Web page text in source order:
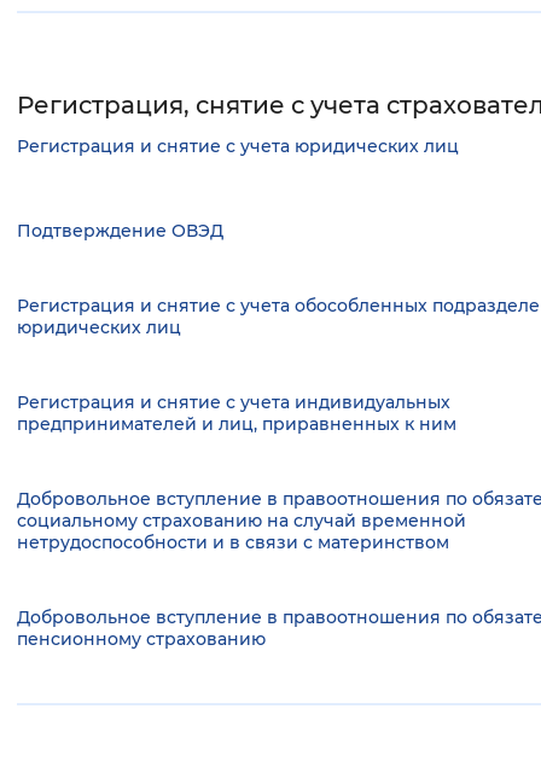
Регистрация, снятие с учета
Регистрация и снятие с учета юридических лиц
Подтверждение ОВЭД
Регистрация и снятие с учета обособленных
юридических лиц
Регистрация и снятие с учета индивидуальных
предпринимателей и лиц, приравненных к ним
Добровольное вступление в правоотношения по
социальному страхованию на случай временной
нетрудоспособности и в связи с материнством
Добровольное вступление в правоотношения по
пенсионному страхованию